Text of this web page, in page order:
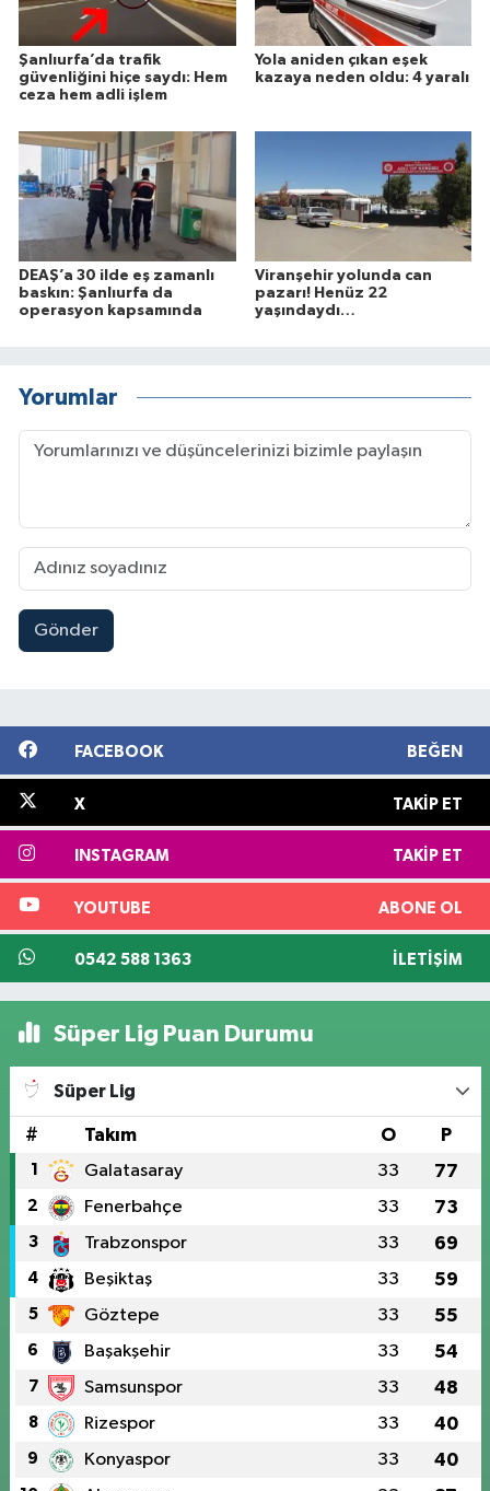
Şanlıurfa’da trafik
güvenliğini hiçe saydı: Hem
ceza hem adli işlem
Yola aniden çıkan eşek
kazaya neden oldu: 4 yaralı
DEAŞ’a 30 ilde eş zamanlı
baskın: Şanlıurfa da
operasyon kapsamında
Viranşehir yolunda can
pazarı! Henüz 22
yaşındaydı…
Yorumlar
Gönder
FACEBOOK BEĞEN
X TAKIP ET
INSTAGRAM TAKIP ET
YOUTUBE ABONE OL
0542 588 1363 İLETIŞIM
Süper Lig Puan Durumu
Süper Lig
# Takım O P
1 Galatasaray 33 77
2 Fenerbahçe 33 73
3 Trabzonspor 33 69
4 Beşiktaş 33 59
5 Göztepe 33 55
6 Başakşehir 33 54
7 Samsunspor 33 48
8 Rizespor 33 40
9 Konyaspor 33 40